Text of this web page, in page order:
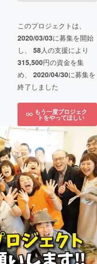
このプロジェクトは、
2020/03/03に募集を開始
し、 58人の支援により
315,500円の資金を集
め、 2020/04/30に募集を
終了しました
もう一度プロジェク
トをやってほしい